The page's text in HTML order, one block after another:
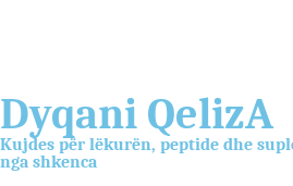
Dyqani QelizA
Kujdes për lëkurën, peptide dhe
nga shkenca